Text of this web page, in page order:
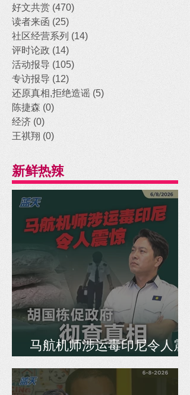
好文共赏 (470)
读者来函 (25)
社区经营系列 (14)
评时论政 (14)
活动报导 (105)
专访报导 (12)
还原真相,拒绝造谣 (5)
陈捷森 (0)
经济 (0)
王祺翔 (0)
新鲜热辣
马航机师涉运毒印尼令人震